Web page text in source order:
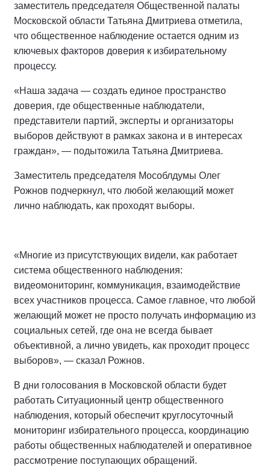
заместитель председателя Общественной палаты
Московской области Татьяна Дмитриева отметила,
что общественное наблюдение остается одним из
ключевых факторов доверия к избирательному
процессу.
«Наша задача — создать единое пространство
доверия, где общественные наблюдатели,
представители партий, эксперты и организаторы
выборов действуют в рамках закона и в интересах
граждан», — подытожила Татьяна Дмитриева.
Заместитель председателя Мособлдумы Олег
Рожнов подчеркнул, что любой желающий может
лично наблюдать, как проходят выборы.
«Многие из присутствующих видели, как работает
система общественного наблюдения:
видеомониторинг, коммуникация, взаимодействие
всех участников процесса. Самое главное, что любой
желающий может не просто получать информацию из
социальных сетей, где она не всегда бывает
объективной, а лично увидеть, как проходит процесс
выборов», — сказал Рожнов.
В дни голосования в Московской области будет
работать Ситуационный центр общественного
наблюдения, который обеспечит круглосуточный
мониторинг избирательного процесса, координацию
работы общественных наблюдателей и оперативное
рассмотрение поступающих обращений.